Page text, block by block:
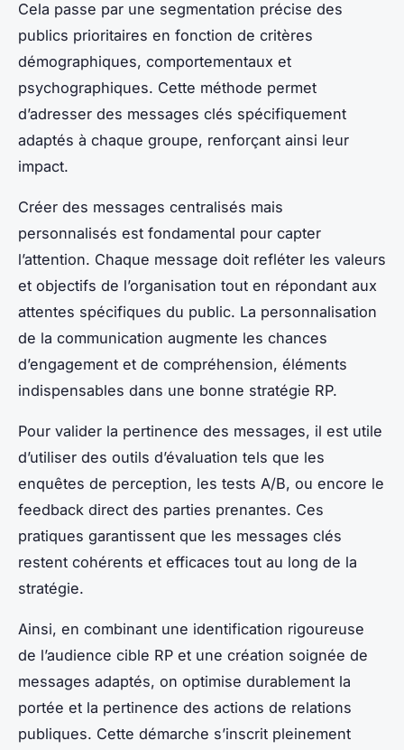
Cela passe par une segmentation précise des
publics prioritaires en fonction de critères
démographiques, comportementaux et
psychographiques. Cette méthode permet
d’adresser des messages clés spécifiquement
adaptés à chaque groupe, renforçant ainsi leur
impact.
Créer des messages centralisés mais
personnalisés est fondamental pour capter
l’attention. Chaque message doit refléter les valeurs
et objectifs de l’organisation tout en répondant aux
attentes spécifiques du public. La personnalisation
de la communication augmente les chances
d’engagement et de compréhension, éléments
indispensables dans une bonne stratégie RP.
Pour valider la pertinence des messages, il est utile
d’utiliser des outils d’évaluation tels que les
enquêtes de perception, les tests A/B, ou encore le
feedback direct des parties prenantes. Ces
pratiques garantissent que les messages clés
restent cohérents et efficaces tout au long de la
stratégie.
Ainsi, en combinant une identification rigoureuse
de l’audience cible RP et une création soignée de
messages adaptés, on optimise durablement la
portée et la pertinence des actions de relations
publiques. Cette démarche s’inscrit pleinement